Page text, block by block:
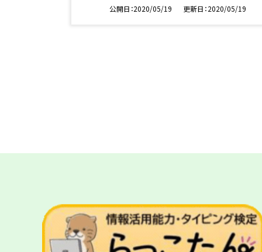
公開日 2020/05/19 更新日 2020/05/19